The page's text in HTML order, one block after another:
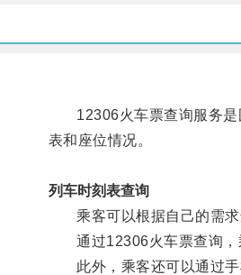
12306火车票查询服务是国
表和座位情况。
列车时刻表查询
乘客可以根据自己的需求
通过12306火车票查询，
此外，乘客还可以通过手